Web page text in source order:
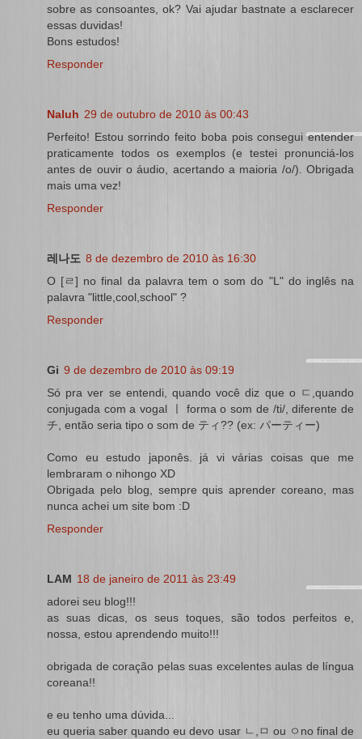
sobre as consoantes, ok? Vai ajudar bastnate a esclarecer
essas duvidas!
Bons estudos!
Responder
Naluh 29 de outubro de 2010 às 00:43
Perfeito! Estou sorrindo feito boba pois consegui entender
praticamente todos os exemplos (e testei pronunciá-los
antes de ouvir o áudio, acertando a maioria /o/). Obrigada
mais uma vez!
Responder
레나도 8 de dezembro de 2010 às 16:30
O [ㄹ] no final da palavra tem o som do "L" do inglês na
palavra "little,cool,school" ?
Responder
Gi 9 de dezembro de 2010 às 09:19
Só pra ver se entendi, quando você diz que o ㄷ,quando
conjugada com a vogal ㅣ forma o som de /ti/, diferente de
チ, então seria tipo o som de ティ?? (ex: パーティー)
Como eu estudo japonês. já vi várias coisas que me
lembraram o nihongo XD
Obrigada pelo blog, sempre quis aprender coreano, mas
nunca achei um site bom :D
Responder
LAM 18 de janeiro de 2011 às 23:49
adorei seu blog!!!
as suas dicas, os seus toques, são todos perfeitos e,
nossa, estou aprendendo muito!!!
obrigada de coração pelas suas excelentes aulas de língua
coreana!!
e eu tenho uma dúvida...
eu queria saber quando eu devo usar ㄴ,ㅁ ou ㅇno final de